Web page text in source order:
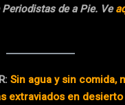
de a Pie. Ve
Sin agua y sin comida,
extraviados en